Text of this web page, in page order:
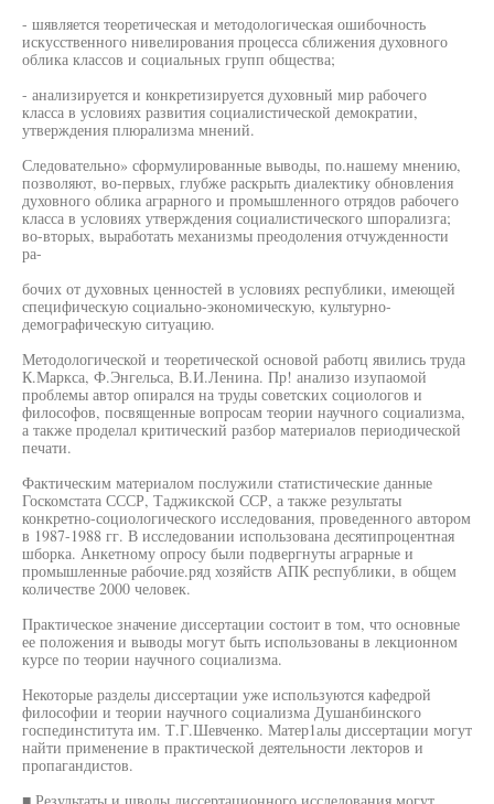
- шявляется теоретическая и методологическая ошибочность
искусственного нивелирования процесса сближения духовного
облика классов и социальных групп общества;
- анализируется и конкретизируется духовный мир рабочего
класса в условиях развития социалистической демократии,
утверждения плюрализма мнений.
Следовательно» сформулированные выводы, по.нашему мнению,
позволяют, во-первых, глубже раскрыть диалектику обновления
духовного облика аграрного и промышленного отрядов рабочего
класса в условиях утверждения социалистического шпорализга;
во-вторых, выработать механизмы преодоления отчужденности
ра-
бочих от духовных ценностей в условиях республики, имеющей
специфическую социально-экономическую, культурно-
демографическую ситуацию.
Методологической и теоретической основой работц явились труда
К.Маркса, Ф.Энгельса, В.И.Ленина. Пр! анализо изупаомой
проблемы автор опирался на труды советских социологов и
философов, посвященные вопросам теории научного социализма,
а также проделал критический разбор материалов периодической
печати.
Фактическим материалом послужили статистические данные
Госкомстата СССР, Таджикской ССР, а также результаты
конкретно-социологического исследования, проведенного автором
в 1987-1988 гг. В исследовании использована десятипроцентная
шборка. Анкетному опросу были подвергнуты аграрные и
промышленные рабочие.ряд хозяйств АПК республики, в общем
количестве 2000 человек.
Практическое значение диссертации состоит в том, что основные
ее положения и выводы могут быть использованы в лекционном
курсе по теории научного социализма.
Некоторые разделы диссертации уже используются кафедрой
философии и теории научного социализма Душанбинского
госпединститута им. Т.Г.Шевченко. Матер1алы диссертации могут
найти применение в практической деятельности лекторов и
пропагандистов.